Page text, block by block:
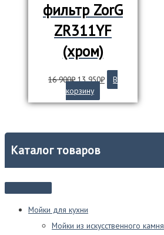
Каталог товаров
Мойки для кухни
Мойки из искусственного камня
фильтр ZorG
ZR311YF
(хром)
16 900₽Первоначальная
цена
составляла
13 950₽Текущая
цена:
13
В
корзину